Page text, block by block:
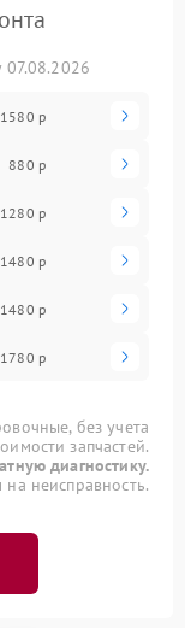
07.08.2026
1580 р
880 р
1280 р
1480 р
1480 р
1780 р
без учета
запчастей.
диагностику.
неисправность.